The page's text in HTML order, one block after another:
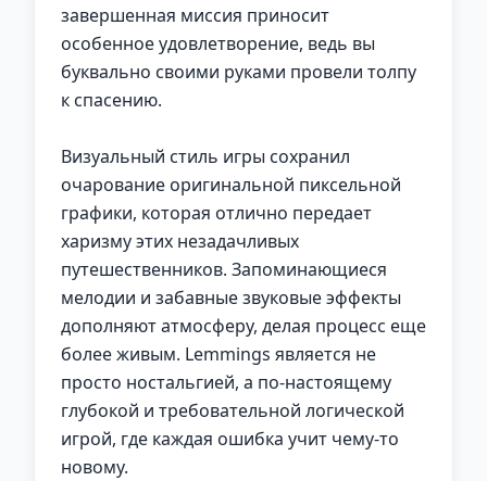
завершенная миссия приносит
особенное удовлетворение, ведь вы
буквально своими руками провели толпу
к спасению.
Визуальный стиль игры сохранил
очарование оригинальной пиксельной
графики, которая отлично передает
харизму этих незадачливых
путешественников. Запоминающиеся
мелодии и забавные звуковые эффекты
дополняют атмосферу, делая процесс еще
более живым. Lemmings является не
просто ностальгией, а по-настоящему
глубокой и требовательной логической
игрой, где каждая ошибка учит чему-то
новому.